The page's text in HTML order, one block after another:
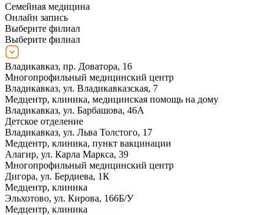
Семейная медицина
Онлайн запись
Выберите филиал
Выберите филиал
Владикавказ, пр. Доватора, 16
Многопрофильный медицинский центр
Владикавказ, ул. Владикавказская, 7
Медцентр, клиника, медицинская помощь на дому
Владикавказ, ул. Барбашова, 46А
Детское отделение
Владикавказ, ул. Льва Толстого, 17
Медцентр, клиника, пункт вакцинации
Алагир, ул. Карла Маркса, 39
Многопрофильный медицинский центр
Дигора, ул. Бердиева, 1К
Медцентр, клиника
Эльхотово, ул. Кирова, 166Б/У
Медцентр, клиника